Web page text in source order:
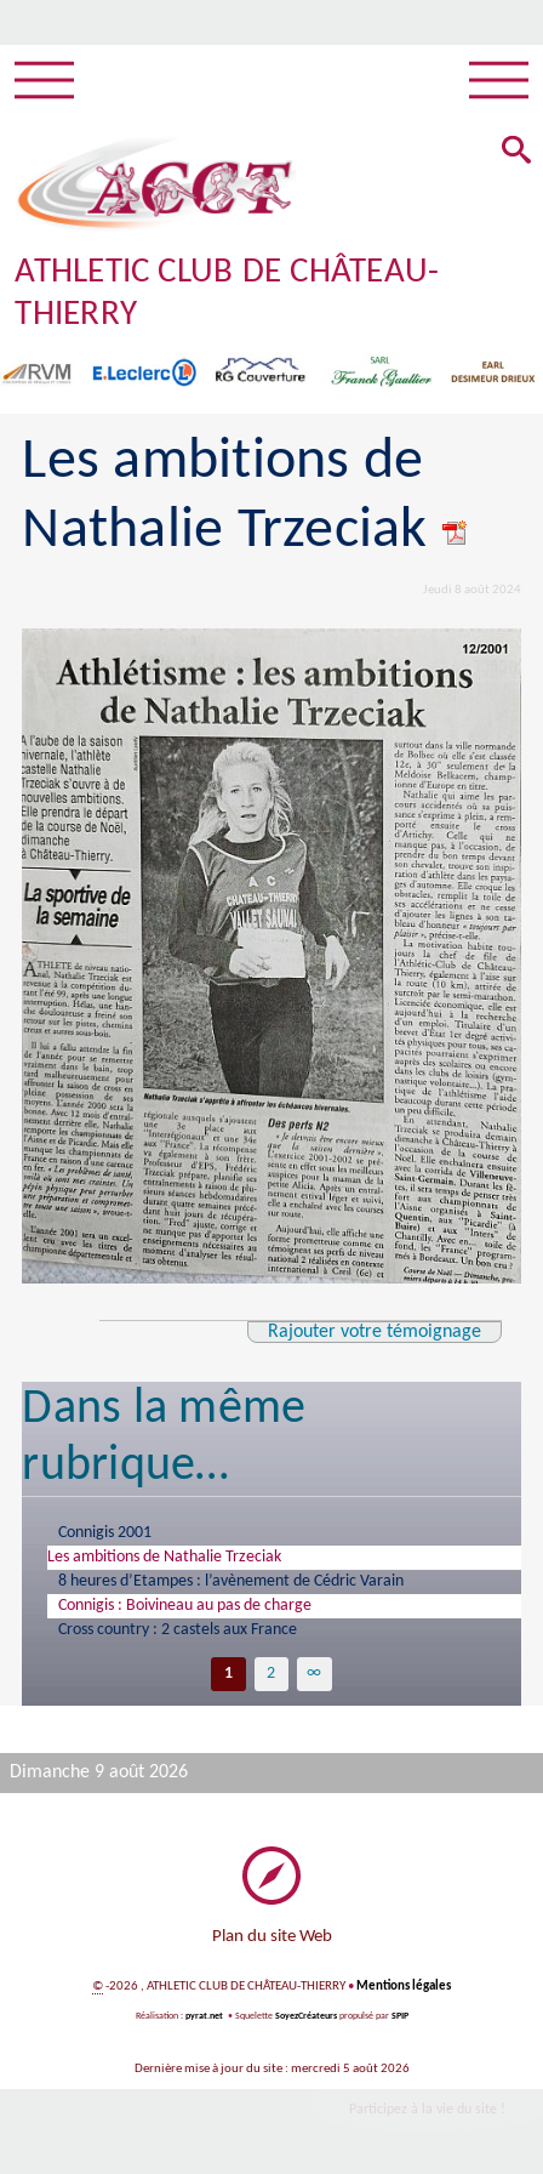
ATHLETIC CLUB DE CHÂTEAU-
THIERRY
Les ambitions de
Nathalie Trzeciak
Jeudi 8 août 2024
Rajouter votre témoignage
Dans la même
rubrique…
Connigis 2001
Les ambitions de Nathalie Trzeciak
8 heures d’Etampes : l’avènement de Cédric Varain
Connigis : Boivineau au pas de charge
Cross country : 2 castels aux France
1 2 ∞
Dimanche 9 août 2026
Plan du site Web
©-2026 , ATHLETIC CLUB DE CHÂTEAU-THIERRY• Mentions légales
Réalisation : pyrat.net •Squelette SoyezCréateurspropulsé par SPIP
Dernière mise à jour du site : mercredi 5 août 2026
Participez à la vie du site !